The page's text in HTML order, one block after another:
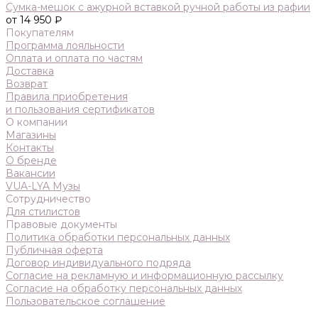
Сумка-мешок с ажурной вставкой ручной работы из рафии
от 14 950 ₽
Покупателям
Программа лояльности
Оплата и оплата по частям
Доставка
Возврат
Правила приобретения
и пользования сертификатов
О компании
Магазины
Контакты
О бренде
Вакансии
VUA-LYA Музы
Сотрудничество
Для стилистов
Правовые документы
Политика обработки персональных данных
Публичная оферта
Договор индивидуального подряда
Согласие на рекламную и информационную рассылку
Согласие на обработку персональных данных
Пользовательское соглашение